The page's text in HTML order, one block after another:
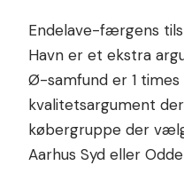
Endelave-færgens
Havn er et ekstra
Ø-samfund er 1
kvalitetsargument
købergruppe der
Aarhus Syd eller